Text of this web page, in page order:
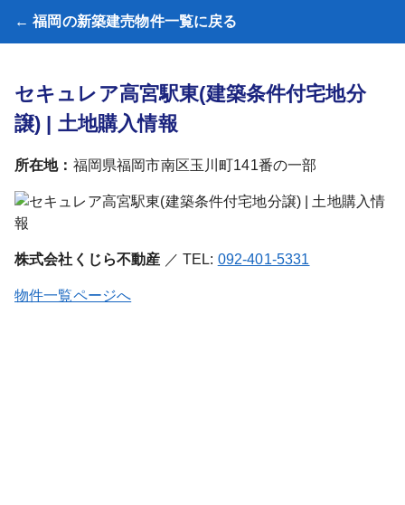
← 福岡の新築建売物件一覧に戻る
セキュレア高宮駅東(建築条件付宅地分
譲) | 土地購入情報
所在地： 福岡県福岡市南区玉川町141番の一部
株式会社くじら不動産 ／ TEL: 092-401-5331
物件一覧ページへ